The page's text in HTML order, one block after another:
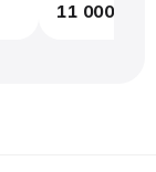
11 000 ₽